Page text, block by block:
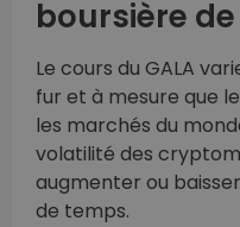
boursière
Le cours du GALA
fur et à mesure que
les marchés du
volatilité des
augmenter ou
de temps.